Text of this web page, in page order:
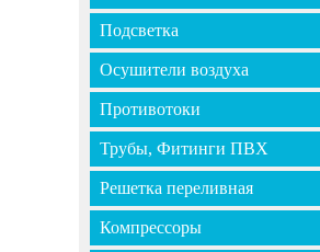
Подсветка
Осушители воздуха
Противотоки
Трубы, Фитинги ПВХ
Решетка переливная
Компрессоры